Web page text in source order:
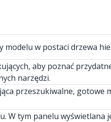
w postaci drzewa
aby poznać
narzędzi.
przeszukiwalne, gotowe
W tym panelu wyświetlana